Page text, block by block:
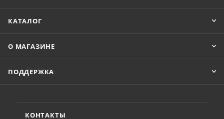
КАТАЛОГ
О МАГАЗИНЕ
ПОДДЕРЖКА
КОНТАКТЫ